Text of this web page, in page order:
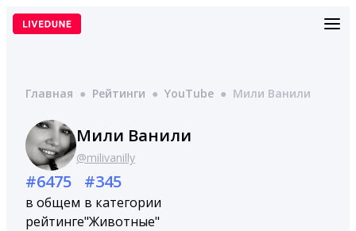
Перейти
Главная ● Рейтинги ● YouTube ● Мили Ванили
Мили Ванили
@milivanilly
#6475
в общем
рейтинге
#345
в категории
"Животные"